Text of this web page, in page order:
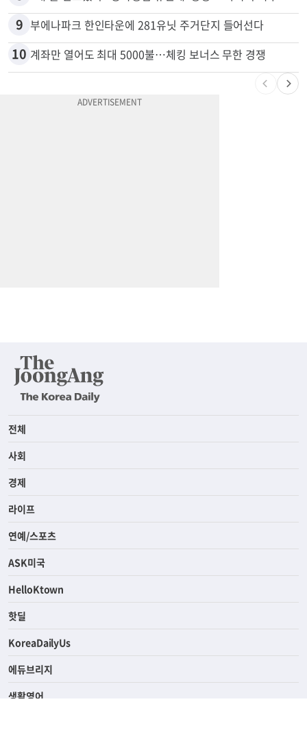
8
9 부에나파크 한인타운에 281유닛 주거단지 들어선다
계좌만 열어도 최대 5000불…체킹 보너스 무한 경쟁
전체
사회
경제
라이프
연예/스포츠
ASK미국
HelloKtown
핫딜
KoreaDailyUs
에듀브리지